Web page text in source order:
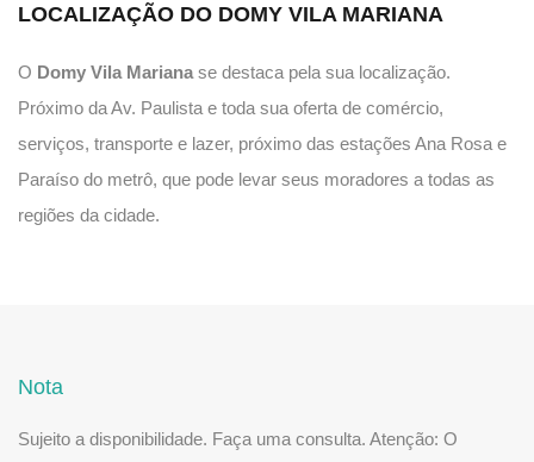
LOCALIZAÇÃO DO DOMY VILA MARIANA
O Domy Vila Mariana se destaca pela sua localização.
Próximo da Av. Paulista e toda sua oferta de comércio,
serviços, transporte e lazer, próximo das estações Ana Rosa e
Paraíso do metrô, que pode levar seus moradores a todas as
regiões da cidade.
Nota
Sujeito a disponibilidade. Faça uma consulta. Atenção: O